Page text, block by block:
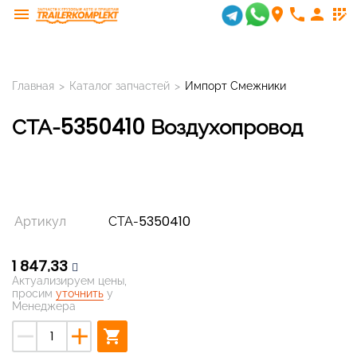
menu room phone person app_registration
Главная > Каталог запчастей > Импорт Смежники
СТА-5350410 Воздухопровод
Артикул СТА-5350410
1 847,33
Актуализируем цены,
просим уточнить у
Менеджера
remove add shopping_cart